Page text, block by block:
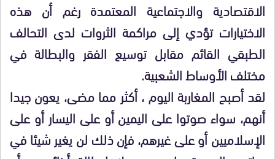
الاقتصادية والاجتماعية المعتمدة رغم أن هذه
الاختيارات تؤدي إلى مراكمة الثروات لدى التحالف
الطبقي القائم مقابل توسيع الفقر والبطالة في
مختلف الأوساط الشعبية.
لقد أصبح المغاربة اليوم ، أكثر مما مضى، يعون جيدا
أنهم، سواء صوتوا على اليمين أو على اليسار أو على
الإسلاميين أو على غيرهم، فإن ذلك لن يغير شيئا في